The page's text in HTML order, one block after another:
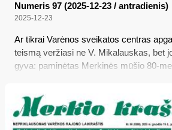
Numeris 97 (2025-12-23 / antradienis)
2025-12-23
Ar tikrai Varėnos sveikatos centras
teismą veržiasi ne V. Mikalauskas, bet
gyva: paminėtas Merkinės mūšio 80-